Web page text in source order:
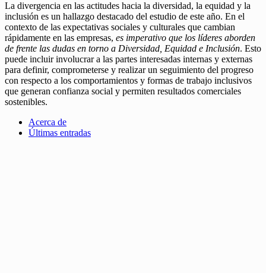
La divergencia en las actitudes hacia la diversidad, la equidad y la
inclusión es un hallazgo destacado del estudio de este año. En el
contexto de las expectativas sociales y culturales que cambian
rápidamente en las empresas, es imperativo que los líderes aborden
de frente las dudas en torno a Diversidad, Equidad e Inclusión. Esto
puede incluir involucrar a las partes interesadas internas y externas
para definir, comprometerse y realizar un seguimiento del progreso
con respecto a los comportamientos y formas de trabajo inclusivos
que generan confianza social y permiten resultados comerciales
sostenibles.
Acerca de
Últimas entradas